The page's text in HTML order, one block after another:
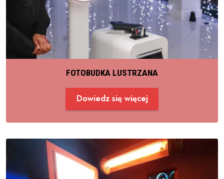
FOTOBUDKA LUSTRZANA
Dowiedz się więcej